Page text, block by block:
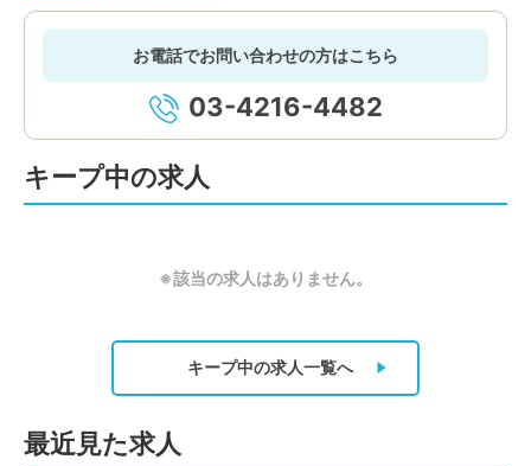
お電話でお問い合わせの方はこちら
03-4216-4482
キープ中の求人
※該当の求人はありません。
キープ中の求人一覧へ
最近見た求人